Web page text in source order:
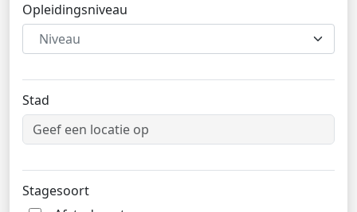
Opleidingsniveau
Niveau
Stad
Stagesoort